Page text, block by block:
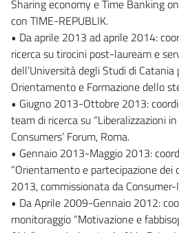
Sharing economy e Time Banking
con TIME-REPUBLIK.
• Da aprile 2013 ad aprile 2014:
ricerca su tirocini post-lauream e
dell’Università degli Studi di Catania
Orientamento e Formazione dello
• Giugno 2013-Ottobre 2013:
team di ricerca su “Liberalizzazioni
Consumers’ Forum, Roma.
• Gennaio 2013-Maggio 2013:
“Orientamento e partecipazione
2013, commissionata da
• Da Aprile 2009-Gennaio 2012:
monitoraggio “Motivazione e